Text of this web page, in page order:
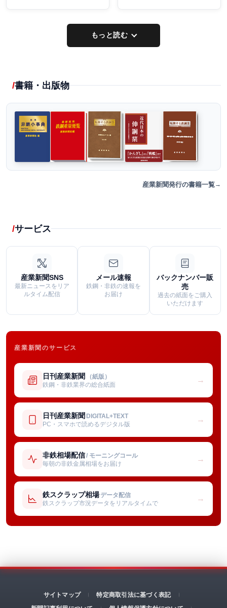
もっと読む
書籍・出版物
産業新聞発行の書籍一覧
サービス
産業新聞SNS
最新ニュースをリア
ルタイム配信
メール速報
鉄鋼・非鉄の速報を
お届け
バックナンバー販
売
過去の紙面をご購入
いただけます
産業新聞のサービス
日刊産業新聞 （紙版）
鉄鋼・非鉄業界の総合紙面
→
日刊産業新聞 DIGITAL+TEXT
PC・スマホで読めるデジタル版
→
非鉄相場配信/ モーニングコール
毎朝の非鉄金属相場をお届け
→
鉄スクラップ相場 データ配信
鉄スクラップ市況データをリアルタイムで
→
サイトマップ
特定商取引法に基づく表記